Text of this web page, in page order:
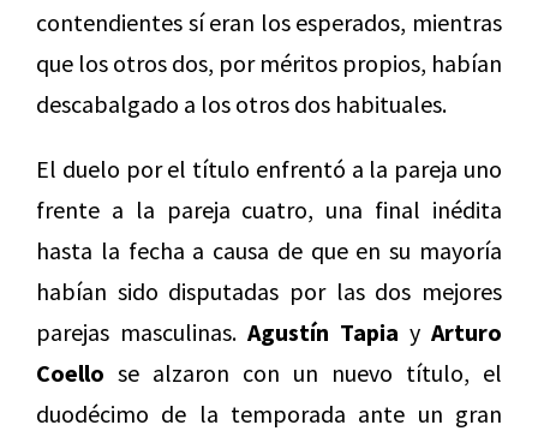
contendientes sí eran los esperados, mientras
que los otros dos, por méritos propios, habían
descabalgado a los otros dos habituales.
El duelo por el título enfrentó a la pareja uno
frente a la pareja cuatro, una final inédita
hasta la fecha a causa de que en su mayoría
habían sido disputadas por las dos mejores
parejas masculinas. Agustín Tapia y Arturo
Coello se alzaron con un nuevo título, el
duodécimo de la temporada ante un gran